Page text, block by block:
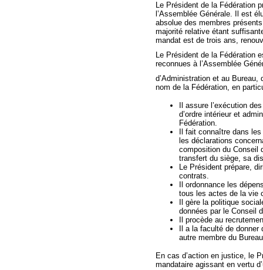
Le Président de la Fédération
l’Assemblée Générale. Il est
absolue des membres
majorité relative étant
mandat est de trois ans,
Le Président de la Fédération
reconnues à l’Assemblée
d’Administration et au
nom de la Fédération, en
Il assure l’exécution
d’ordre intérieur et
Fédération.
Il fait connaître dans
les déclarations
composition du Conseil
transfert du siège, sa
Le Président prépare,
contrats.
Il ordonnance les
tous les actes de la vie
Il gère la politique
données par le Conseil
Il procède au
Il a la faculté de
autre membre du
En cas d’action en justice, le
mandataire agissant en vertu